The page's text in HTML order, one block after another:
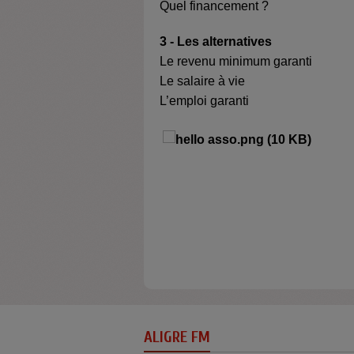
Quel financement ?
3 - Les alternatives
Le revenu minimum garanti
Le salaire à vie
L’emploi garanti
ALIGRE FM